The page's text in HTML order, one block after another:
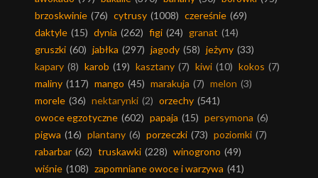
brzoskwinie (76) cytrusy (1008) czereśnie (69)
daktyle (15) dynia (262) figi (24) granat (14)
gruszki (60) jabłka (297) jagody (58) jeżyny (33)
kapary (8) karob (19) kasztany (7) kiwi (10) kokos (7)
maliny (117) mango (45) marakuja (7) melon (3)
morele (36) nektarynki (2) orzechy (541)
owoce egzotyczne (602) papaja (15) persymona (6)
pigwa (16) plantany (6) porzeczki (73) poziomki (7)
rabarbar (62) truskawki (228) winogrono (49)
wiśnie (108) zapomniane owoce i warzywa (41)